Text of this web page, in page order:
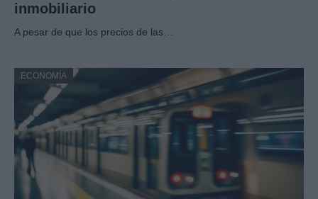
inmobiliario
A pesar de que los precios de las…
ECONOMÍA